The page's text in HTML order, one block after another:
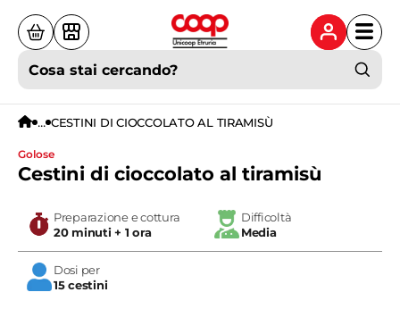
Cosa stai cercando?
... CESTINI DI CIOCCOLATO AL TIRAMISÙ
golose
Cestini di cioccolato al tiramisù
Preparazione e cottura
20 minuti + 1 ora
Difficoltà
Media
Dosi per
15 cestini